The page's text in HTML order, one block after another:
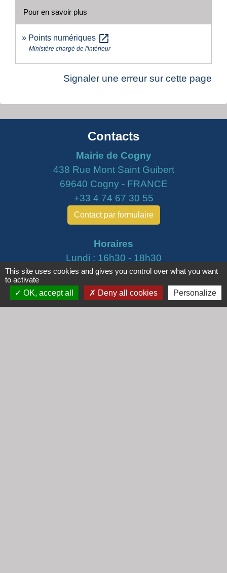
Pour en savoir plus
Points numériques open_in_new
Ministère chargé de l'intérieur
Signaler une erreur sur cette page
Contacts
Mairie de Cogny
438 Rue Mont Saint Guibert
69640 Cogny - FRANCE
+33 4 74 67 30 55
Contact par formulaire
Horaires
Lundi : 16h30 - 18h30
Mardi : 8h30 - 12h00
Mercredi : 9h00 - 12h00
Vendredi : 16h00 - 18h00
This site uses cookies and gives you control over what you want
to activate
OK, accept all
Deny all cookies Personalize